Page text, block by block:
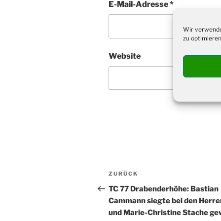
Wir
zu
E-Mail-Adresse*
Website
Beitragsnavigation
Vorheriger
Beitrag
ZURÜCK
TC 77 Drabenderhöhe: Bastian
Cammann siegte bei den
und Marie-Christine Stache